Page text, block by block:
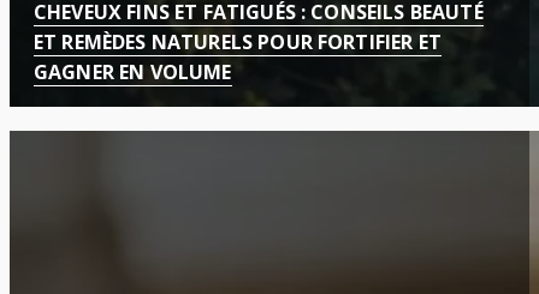
CHEVEUX FINS ET FATIGUÉS : CONSEILS BEAUTÉ
ET REMÈDES NATURELS POUR FORTIFIER ET
GAGNER EN VOLUME